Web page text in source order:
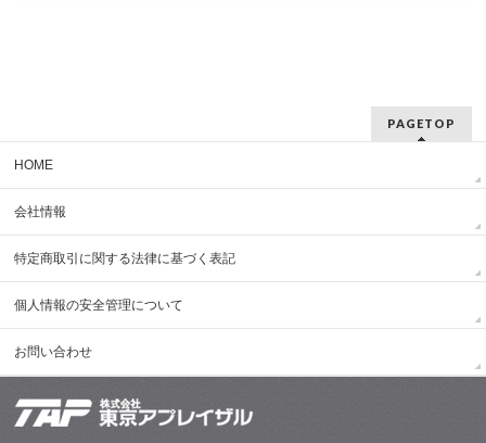
PAGETOP
HOME
会社情報
特定商取引に関する法律に基づく表記
個人情報の安全管理について
お問い合わせ